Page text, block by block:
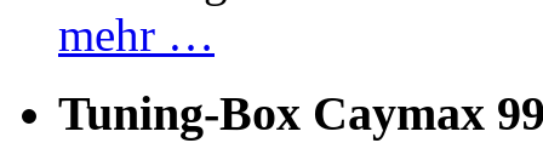
mehr …
Tuning-Box Caymax